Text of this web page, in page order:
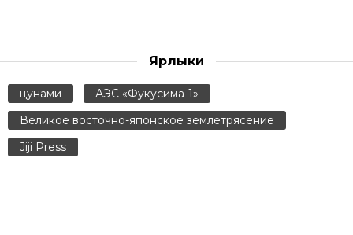
Ярлыки
цунами
АЭС «Фукусима-1»
Великое восточно-японское землетрясение
Jiji Press